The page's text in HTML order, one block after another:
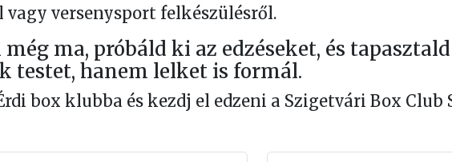
vagy versenysport felkészülésről.
ma, próbáld ki az edzéseket, és
testet, hanem lelket is formál.
box klubba és kezdj el edzeni a Szigetvári Box